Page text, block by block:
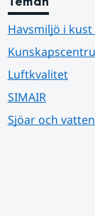
Havsmiljö i kust
Luftkvalitet
SIMAIR
Sjöar och